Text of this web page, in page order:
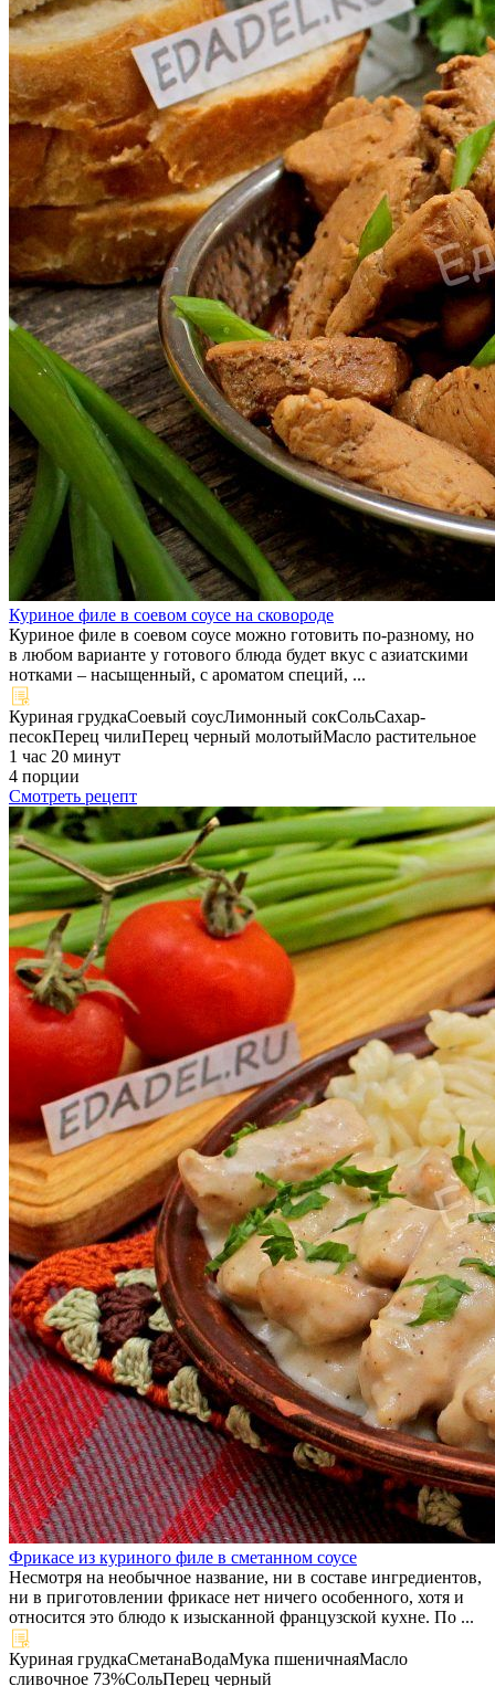
Куриное филе в соевом соусе на сковороде
Куриное филе в соевом соусе можно готовить по-разному, но
в любом варианте у готового блюда будет вкус с азиатскими
нотками – насыщенный, с ароматом специй, ...
Куриная грудкаСоевый соусЛимонный сокСольСахар-
песокПерец чилиПерец черный молотыйМасло растительное
1 час 20 минут
4 порции
Смотреть рецепт
Фрикасе из куриного филе в сметанном соусе
Несмотря на необычное название, ни в составе ингредиентов,
ни в приготовлении фрикасе нет ничего особенного, хотя и
относится это блюдо к изысканной французской кухне. По ...
Куриная грудкаСметанаВодаМука пшеничнаяМасло
сливочное 73%СольПерец черный